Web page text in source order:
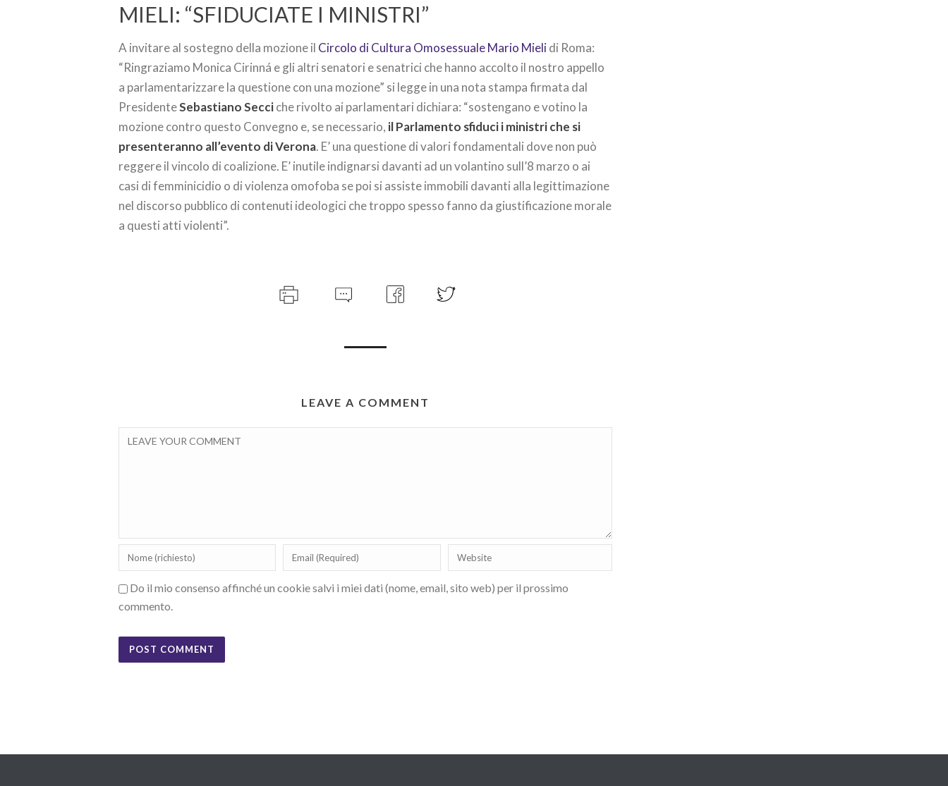
MIELI: “SFIDUCIATE I MINISTRI”
A invitare al sostegno della mozione il Circolo di Cultura Omosessuale Mario Mielidi Roma:
“Ringraziamo Monica Cirinná e gli altri senatori e senatrici che hanno accolto il nostro appello
a parlamentarizzare la questione con una mozione” si legge in una nota stampa firmata dal
PresidenteSebastiano Secciche rivolto ai parlamentari dichiara: “sostengano e votino la
mozione contro questo Convegno e, se necessario, il Parlamento sfiduci i ministri che si
presenteranno all’evento di Verona. E’ una questione di valori fondamentali dove non può
reggere il vincolo di coalizione. E’ inutile indignarsi davanti ad un volantino sull’8 marzo o ai
casi di femminicidio o di violenza omofoba se poi si assiste immobili davanti alla legittimazione
nel discorso pubblico di contenuti ideologici che troppo spesso fanno da giustificazione morale
a questi atti violenti”.
LEAVE A COMMENT
Do il mio consenso affinché un cookie salvi i miei dati (nome, email, sito web) per il prossimo
commento.